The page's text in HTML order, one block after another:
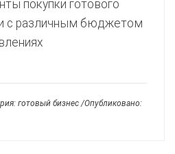
покупки готового
с различным бюджетом
готовый бизнес /Опубликовано: